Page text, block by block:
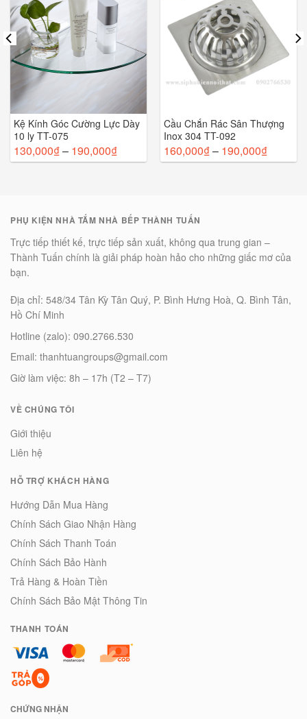
Kệ Kính Góc Cường Lực Dày
10 ly TT-075
130,000₫– 190,000₫
Cầu Chắn Rác Sân Thượng
Inox 304 TT-092
160,000₫– 190,000₫
PHỤ KIỆN NHÀ TẮM NHÀ BẾP THÀNH TUẤN
Trực tiếp thiết kế, trực tiếp sản xuất, không qua trung gian –
Thành Tuấn chính là giải pháp hoàn hảo cho những giấc mơ của
bạn.
Địa chỉ: 548/34 Tân Kỳ Tân Quý, P. Bình Hưng Hoà, Q. Bình Tân,
Hồ Chí Minh
Hotline (zalo): 090.2766.530
Email: thanhtuangroups@gmail.com
Giờ làm việc: 8h – 17h (T2 – T7)
VỀ CHÚNG TÔI
Giới thiệu
Liên hệ
HỖ TRỢ KHÁCH HÀNG
Hướng Dẫn Mua Hàng
Chính Sách Giao Nhận Hàng
Chính Sách Thanh Toán
Chính Sách Bảo Hành
Trả Hàng & Hoàn Tiền
Chính Sách Bảo Mật Thông Tin
THANH TOÁN
CHỨNG NHẬN